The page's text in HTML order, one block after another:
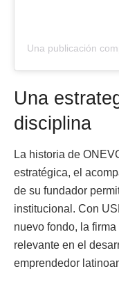
Una publicación
Una
disciplina
La historia de
estratégica, el
de su fundador
institucional. Con
nuevo fondo, la
relevante en el
emprendedor